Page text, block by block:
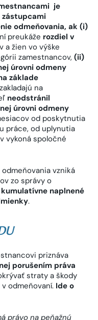
je
zástupcami
odmeňovania, ak (i)
preukáže rozdiel v
a žien vo výške
zamestnancov, (ii)
úrovni odmeny
základe
na
neodstránil
úrovni odmeny
od poskytnutia
práce, od uplynutia
vykoná spoločné
vzniká
zo správy o
naplnené
.
priznáva
porušením práva
straty a škody
odmeňovaní. Ide o
právo na peňažnú